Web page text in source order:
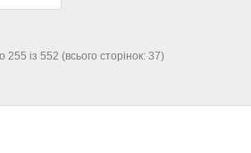
255 із 552 (всього сторінок: 37)